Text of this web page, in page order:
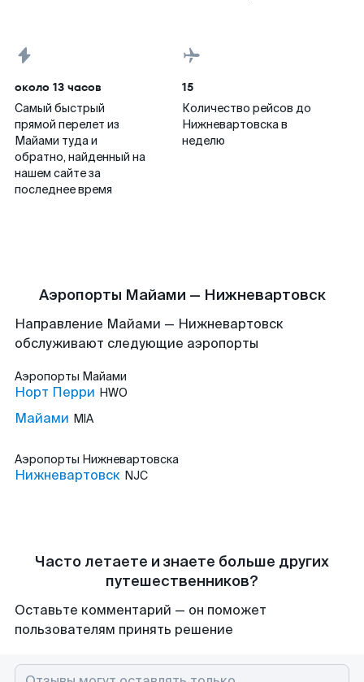
около 13 часов
Самый быстрый
прямой перелет из
Майами туда и
обратно, найденный на
нашем сайте за
последнее время
15
Количество рейсов до
Нижневартовска в
неделю
Аэропорты Майами — Нижневартовск
Направление Майами — Нижневартовск
обслуживают следующие аэропорты
Аэропорты Майами
Норт Перри HWO
Майами MIA
Аэропорты Нижневартовска
Нижневартовск NJC
Часто летаете и знаете больше других
путешественников?
Оставьте комментарий — он поможет
пользователям принять решение